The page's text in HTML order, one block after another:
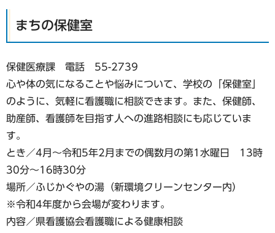
まちの保健室
保健医療課 電話 55-2739
心や体の気になることや悩みについて、学校の「保健室」
のように、気軽に看護職に相談できます。また、保健師、
助産師、看護師を目指す人への進路相談にも応じていま
す。
とき／4月〜令和5年2月までの偶数月の第1水曜日 13時
30分〜16時30分
場所／ふじかぐやの湯（新環境クリーンセンター内）
※令和4年度から会場が変わります。
内容／県看護協会看護職による健康相談